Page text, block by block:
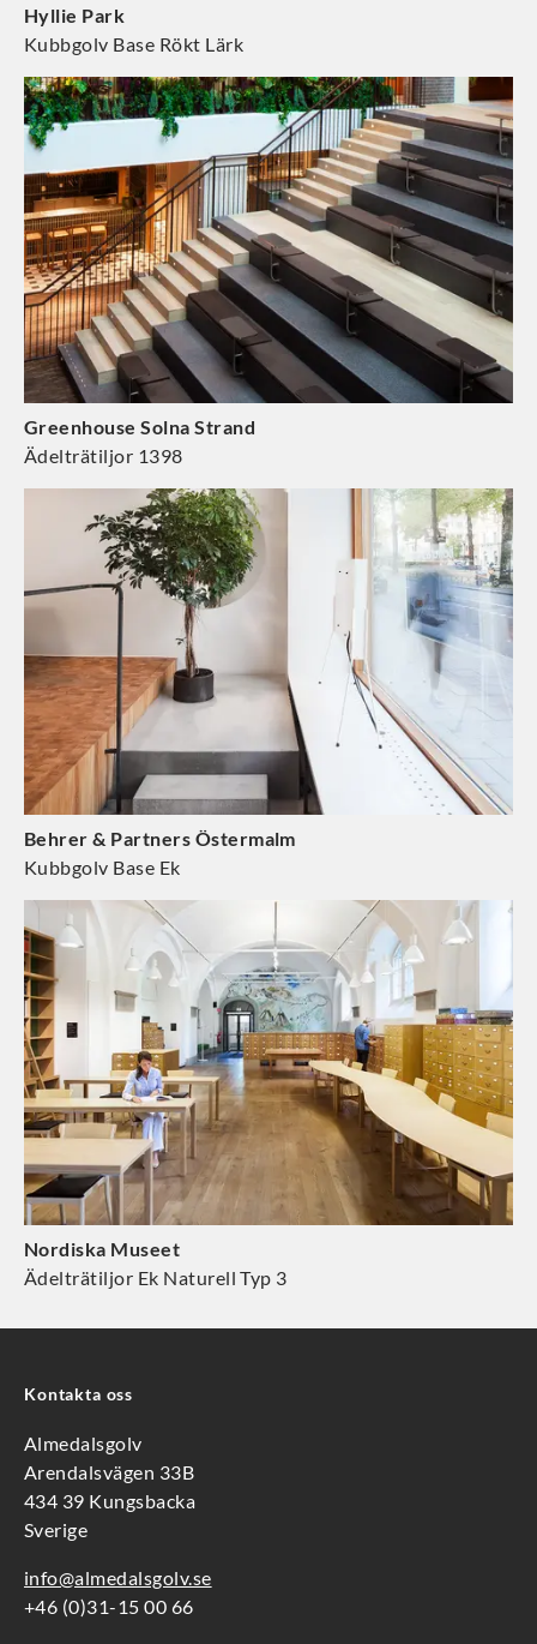
Hyllie Park
Kubbgolv Base Rökt Lärk
Greenhouse Solna Strand
Ädelträtiljor 1398
Behrer & Partners Östermalm
Kubbgolv Base Ek
Nordiska Museet
Ädelträtiljor Ek Naturell Typ 3
Kontakta oss
Almedalsgolv
Arendalsvägen 33B
434 39 Kungsbacka
Sverige
info@almedalsgolv.se
+46 (0)31-15 00 66